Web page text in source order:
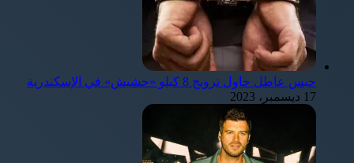
حبس عاطل حاول ترويج 8 كيلو «حشيش» في الإسكندرية
17 ديسمبر، 2023